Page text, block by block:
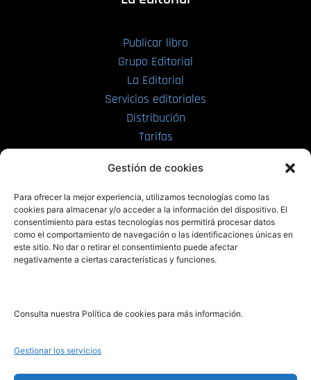
Gestión de cookies
Para ofrecer la mejor experiencia, utilizamos tecnologías como las
cookies para almacenar y/o acceder a la información del dispositivo. El
consentimiento para estas tecnologías nos permitirá procesar datos
como el comportamiento de navegación o las identificaciones únicas en
este sitio. No dar o retirar el consentimiento puede afectar
negativamente a ciertas características y funciones.
Consulta nuestra Política de cookies para más información.
Gestionar los servicios
Publicar libro
Grupo Editorial
La Editorial
Servicios editoriales
Distribución
Tarifas
PRL | Films
PRL | Play
PRL | LAB
Noticias